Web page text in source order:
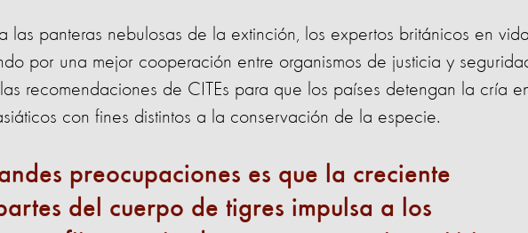
las panteras nebulosas de la extinción, los expertos británicos en
por una mejor cooperación entre organismos de justicia y
recomendaciones de CITEs para que los países detengan la cría
con fines distintos a la conservación de la especie.
preocupaciones es que la creciente
del cuerpo de tigres impulsa a los